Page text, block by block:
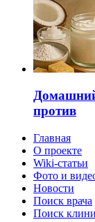
против
Главная
О проекте
Wiki-статьи
Фото и
Новости
Поиск врача
Поиск